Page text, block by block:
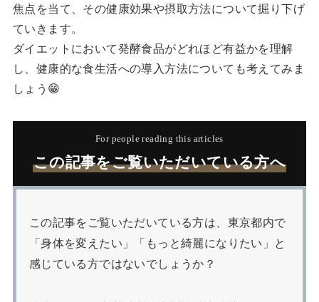
焦点を当て、その健康効果や摂取方法について掘り下げ
ていきます。
ダイエットにおいて発酵食品がどれほど有益かを理解
し、健康的な食生活への導入方法についても考えてみま
しょう😁
For people reading this articles
この記事をご覧いただいている方へ
この記事をご覧いただいている方は、東京都内で
「身体を変えたい」「もっと綺麗になりたい」と
感じている方ではないでしょうか？